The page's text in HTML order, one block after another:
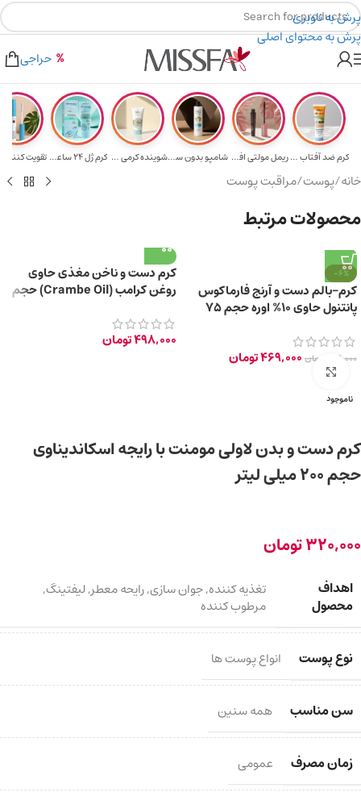
پرش به ناوبری
پرش به محتوای اصلی
۲٪ تخفیف روی سبد خرید برای روش کارت به کارت
های بالای ۵ میلیون تومن
حراجی
کرم ضد آفتاب حا... ریمل مولتی افکت... شامپو بدون سولف... شوینده کرمی صور... کرم ژل ۲۴ ساعته... تقویت‌ کننده
خانه/پوست/مراقبت پوست
محصولات مرتبط
-6%
کرم-بالم دست و آرنج فارماکوس
پانتنول حاوی 10% اوره حجم 75
499,000 تومان 469,000تومان
کرم دست و ناخن مغذی حاوی
روغن کرامب (Crambe Oil) حجم
498,000تومان
ناموجود
برای بزرگ‌نمایی کلیک کنید
کرم دست و بدن لاولی مومنت با رایجه اسکاندیناوی
حجم ۲۰۰ میلی لیتر
320,000تومان
اهداف
محصول
تغذیه کننده,جوان سازی,رایحه معطر,لیفتینگ,
مرطوب کننده
نوع پوست انواع پوست ها
سن مناسب همه سنین
زمان مصرف عمومی